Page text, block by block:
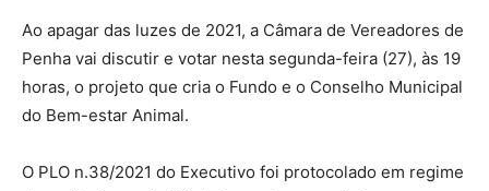
Ao apagar das luzes de 2021, a Câmara de Vereadores de
Penha vai discutir e votar nesta segunda-feira (27), às 19
horas, o projeto que cria o Fundo e o Conselho Municipal
do Bem-estar Animal.
O PLO n.38/2021 do Executivo foi protocolado em regime